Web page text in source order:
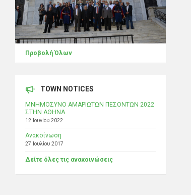
Προβολή Όλων
TOWN NOTICES
ΜΝΗΜΟΣΥΝΟ ΑΜΑΡΙΩΤΩΝ ΠΕΣΟΝΤΩΝ 2022
ΣΤΗΝ ΑΘΗΝΑ
12 Ιουνίου 2022
Ανακοίνωση
27 Ιουλίου 2017
Δείτε όλες τις ανακοινώσεις